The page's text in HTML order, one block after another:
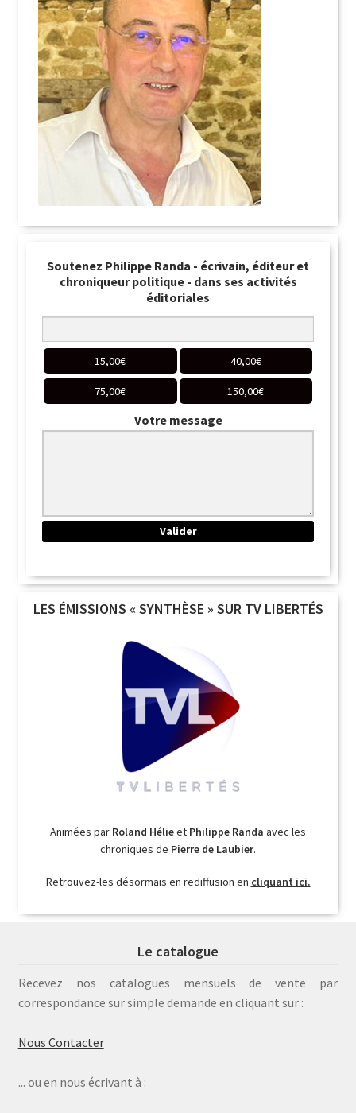
Soutenez Philippe Randa - écrivain, éditeur et
chroniqueur politique - dans ses activités
éditoriales
15,00€ 40,00€
75,00€ 150,00€
Votre message
LES ÉMISSIONS « SYNTHÈSE » SUR TV LIBERTÉS
Animées par Roland Hélieet Philippe Randa avec les
chroniques de Pierre de Laubier.
Retrouvez-les désormais en rediffusion en cliquant ici.
Le catalogue
Recevez nos catalogues mensuels de vente par
correspondance sur simple demande en cliquant sur :
Nous Contacter
... ou en nous écrivant à :